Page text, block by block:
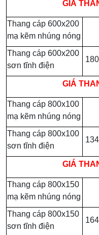
GIÁ
Thang cáp 600x200
mạ kẽm nhúng nóng
Thang cáp 600x200
sơn tĩnh điện
GIÁ
Thang cáp 800x100
mạ kẽm nhúng nóng
Thang cáp 800x100
sơn tĩnh điện
GIÁ
Thang cáp 800x150
mạ kẽm nhúng nóng
Thang cáp 800x150
sơn tĩnh điện